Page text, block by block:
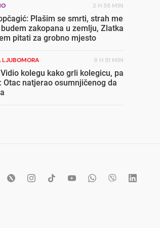
2 H 55 MIN
Plašim se smrti, strah me
zakopana u zemlju, Zlatka
pitati za grobno mjesto
LJUBOMORA 9 H 51 MIN
Vidio kolegu kako grli kolegicu, pa
Otac natjerao osumnjičenog da
objekt u Vitezu bačena